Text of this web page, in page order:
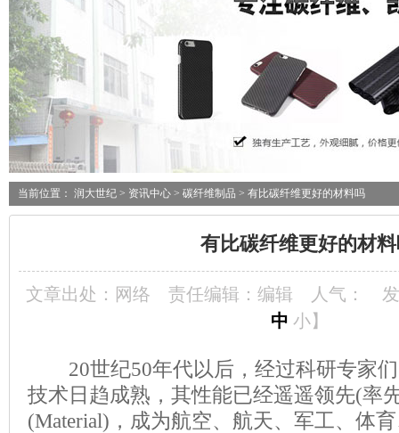
当前位置： 润大世纪 > 资讯中心 > 碳纤维制品 > 有比碳纤维更好的材料吗
有比碳纤维更好的材
文章出处：网络 责任编辑：编辑 人气：
中 小】
20世纪50年代以后，经过科研专家们
技术日趋成熟，其性能已经遥遥领先(率
(Material)，成为航空、航天、军工、体